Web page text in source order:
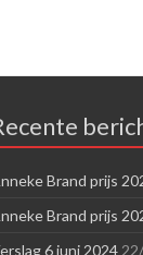
Brand prijs
Brand prijs
6 juni 2024